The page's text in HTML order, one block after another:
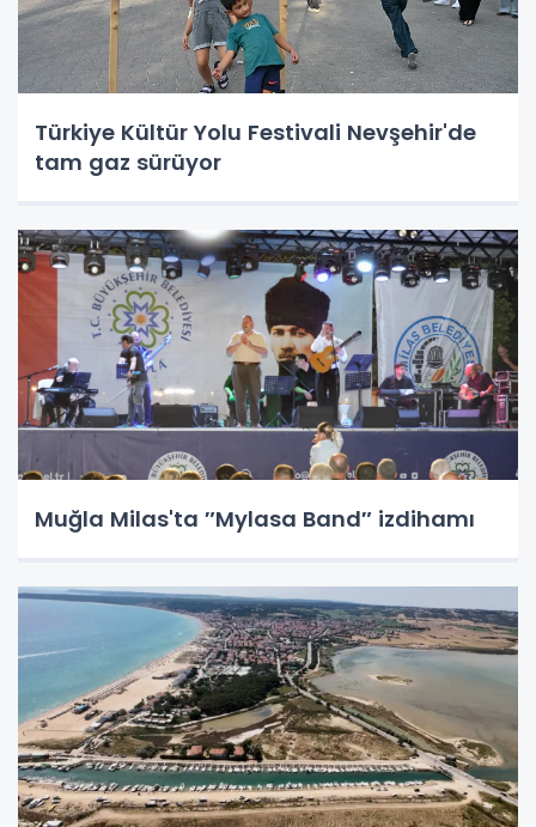
Türkiye Kültür Yolu Festivali Nevşehir'de
tam gaz sürüyor
Muğla Milas'ta ″Mylasa Band″ izdihamı